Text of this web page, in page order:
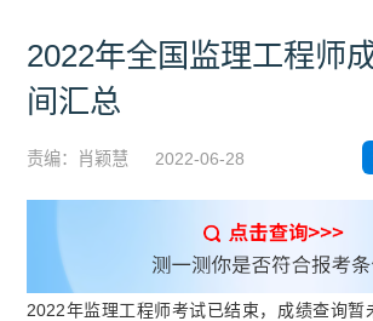
2022年全国监理工程师
间汇总
责编：肖颖慧 2022-06-28
2022年监理工程师考试已结束，成绩查询暂